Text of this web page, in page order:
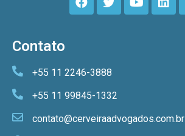
Contato
+55 11 2246-3888
+55 11 99845-1332
contato@cerveiraadvogados.com.br